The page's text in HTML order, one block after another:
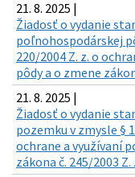
21. 8. 2025 |
Žiadosť o vydanie
poľnohospodárskej
220/2004 Z. z. o
pôdy a o zmene
21. 8. 2025 |
Žiadosť o vydanie
pozemku v zmysle §
ochrane a využívaní
zákona č. 245/2003 Z.